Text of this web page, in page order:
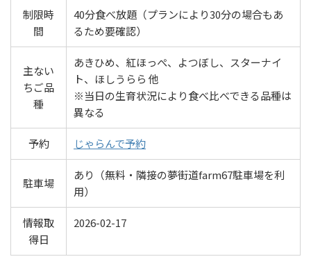
制限時
間
40分食べ放題（プランにより30分の場合もあ
るため要確認）
主ない
ちご品
種
あきひめ、紅ほっぺ、よつぼし、スターナイ
ト、ほしうらら 他
※当日の生育状況により食べ比べできる品種は
異なる
予約 じゃらんで予約
駐車場
あり（無料・隣接の夢街道farm67駐車場を利
用）
情報取
得日
2026-02-17